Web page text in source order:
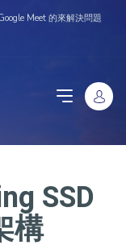
Meet 的來解決問題
SSD
構